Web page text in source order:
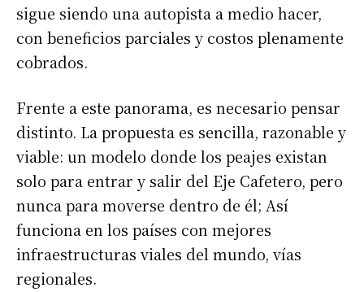
sigue siendo una autopista a medio hacer,
con beneficios parciales y costos plenamente
cobrados.
Frente a este panorama, es necesario pensar
distinto. La propuesta es sencilla, razonable y
viable: un modelo donde los peajes existan
solo para entrar y salir del Eje Cafetero, pero
nunca para moverse dentro de él; Así
funciona en los países con mejores
infraestructuras viales del mundo, vías
regionales.